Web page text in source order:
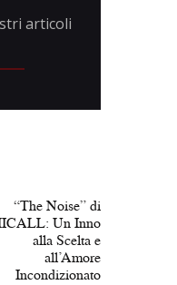
articoli
“The Noise” di
Un Inno
alla Scelta e
all’Amore
Incondizionato